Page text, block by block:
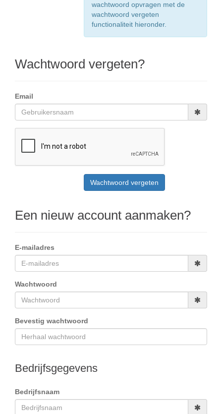
wachtwoord opvragen met de
wachtwoord vergeten
functionaliteit hieronder.
Wachtwoord vergeten?
Email
Een nieuw account aanmaken?
E-mailadres
Wachtwoord
Bevestig wachtwoord
Bedrijfsgegevens
Bedrijfsnaam